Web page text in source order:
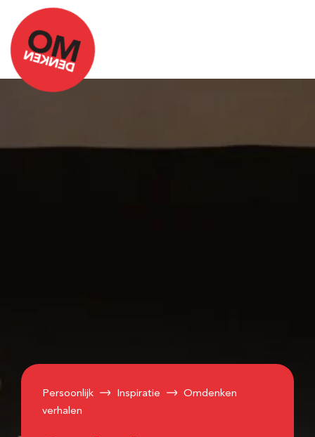
Persoonlijk Inspiratie
Omdenken
verhalen